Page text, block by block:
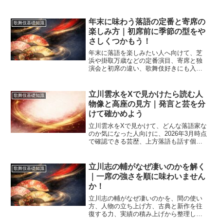
でなく高座全体の設計まで見通しやすく
なる入門記事です。
歌舞伎基礎知識
年末に味わう落語の定番と寄席の
楽しみ方｜初席前に季節の型をや
さしくつかもう！
年末に落語を楽しみたい人へ向けて、芝
浜や掛取万歳などの定番演目、寄席と独
演会と初席の違い、歌舞伎好きにも入り
を選ぶ基準が分かり、初心者でも季節感
と笑いどころをつかみやすくなり、家族
で見やすい選び方まで見通せます。
歌舞伎基礎知識
立川雲水をXで見かけたら読む人
物像と高座の見方｜発言と芸を分
けて確かめよう
立川雲水をXで見かけて、どんな落語家な
のか気になった人向けに、2026年3月時点
で確認できる芸歴、上方落語も話す個
を分けて見たい人に役立ち、初見でも検
索の迷いどころを減らせます。
歌舞伎基礎知識
立川志の輔がなぜ凄いのかを解く
｜一席の強さを順に味わいません
か！
立川志の輔がなぜ凄いのかを、間の使い
方、人物の立ち上げ方、古典と新作を往
復する力、実績の積み上げから整理しま